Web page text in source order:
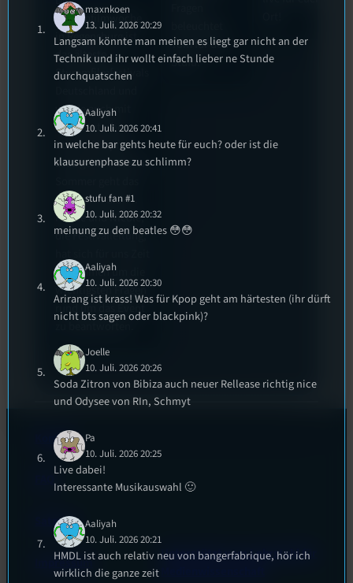
Stummfilmwoche
in Regensburg ist
das älteste
Stummfilmfestivals
wurde auch mit
dem deutschen
Stummfilmpreis
2022 gekürt. Diesen
Festival in die 44.
Runde und Nicole,
die Festivalleitung,
genommen um die
wichtigsten Fragen
rund um das Event
zu beantworten.
Tom für den
Stufu.
Kontakt
Satzung
Impressum
Unterstützt vom Lehrstuhl für
maxnkoen
13. Juli. 2026 20:29
Langsam könnte man meinen es liegt gar nicht an der
Technik und ihr wollt einfach lieber ne Stunde
durchquatschen
Aaliyah
10. Juli. 2026 20:41
in welche bar gehts heute für euch? oder ist die
klausurenphase zu schlimm?
stufu fan #1
10. Juli. 2026 20:32
meinung zu den beatles 😳😳
Aaliyah
10. Juli. 2026 20:30
Arirang ist krass! Was für Kpop geht am härtesten (ihr dürft
nicht bts sagen oder blackpink)?
Joelle
10. Juli. 2026 20:26
Soda Zitron von Bibiza auch neuer Rellease richtig nice
und Odysee von RIn, Schmyt
Pa
10. Juli. 2026 20:25
Live dabei!
Interessante Musikauswahl 🙂
Aaliyah
10. Juli. 2026 20:21
HMDL ist auch relativ neu von bangerfabrique, hör ich
wirklich die ganze zeit